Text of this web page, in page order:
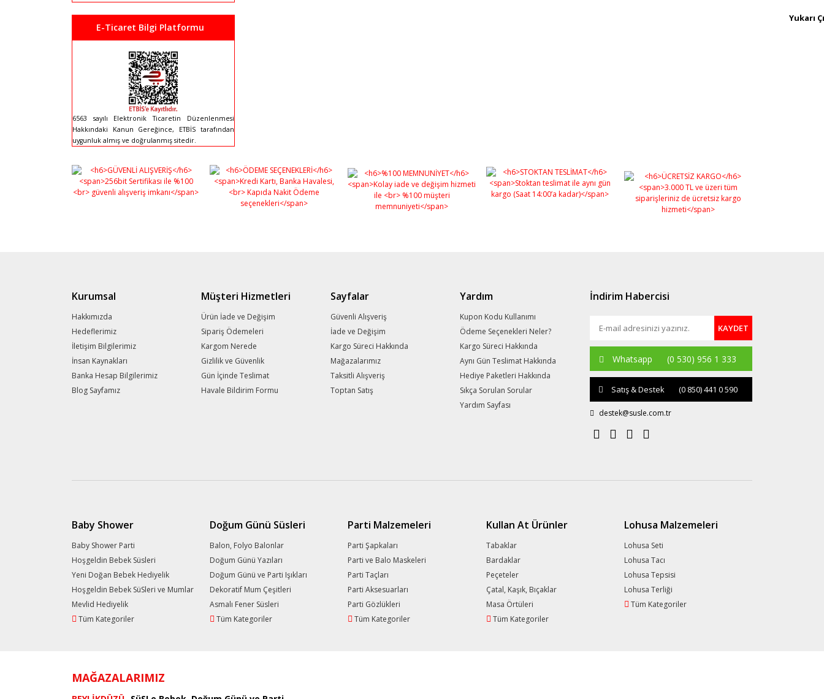
E-Ticaret Bilgi Platformu
6563 sayılı Elektronik Ticaretin Düzenlenmesi
Hakkındaki Kanun Gereğince, ETBİS tarafından
uygunluk almış ve doğrulanmış sitedir.
Kurumsal
Hakkımızda
Hedeflerimiz
İletişim Bilgilerimiz
İnsan Kaynakları
Banka Hesap Bilgilerimiz
Blog Sayfamız
Müşteri Hizmetleri
Ürün İade ve Değişim
Sipariş Ödemeleri
Kargom Nerede
Gizlilik ve Güvenlik
Gün İçinde Teslimat
Havale Bildirim Formu
Sayfalar
Güvenli Alışveriş
İade ve Değişim
Kargo Süreci Hakkında
Mağazalarımız
Taksitli Alışveriş
Toptan Satış
Yardım
Kupon Kodu Kullanımı
Ödeme Seçenekleri Neler?
Kargo Süreci Hakkında
Aynı Gün Teslimat Hakkında
Hediye Paketleri Hakkında
Sıkça Sorulan Sorular
Yardım Sayfası
İndirim Habercisi
KAYDET
Whatsapp (0 530) 956 1 333
Satış & Destek (0 850) 441 0 590
destek@susle.com.tr
Baby Shower
Baby Shower Parti
Hoşgeldin Bebek Süsleri
Yeni Doğan Bebek Hediyelik
Hoşgeldin Bebek SüSleri ve Mumlar
Mevlid Hediyelik
Tüm Kategoriler
Doğum Günü Süsleri
Balon, Folyo Balonlar
Doğum Günü Yazıları
Doğum Günü ve Parti Işıkları
Dekoratif Mum Çeşitleri
Asmalı Fener Süsleri
Tüm Kategoriler
Parti Malzemeleri
Parti Şapkaları
Parti ve Balo Maskeleri
Parti Taçları
Parti Aksesuarları
Parti Gözlükleri
Tüm Kategoriler
Kullan At Ürünler
Tabaklar
Bardaklar
Peçeteler
Çatal, Kaşık, Bıçaklar
Masa Örtüleri
Tüm Kategoriler
Lohusa Malzemeleri
Lohusa Seti
Lohusa Tacı
Lohusa Tepsisi
Lohusa Terliği
Tüm Kategoriler
MAĞAZALARIMIZ
Yukarı